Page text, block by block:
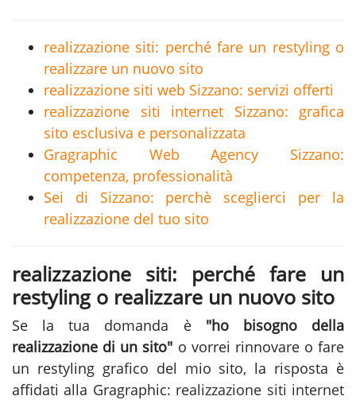
realizzazione siti: perché fare un restyling o
realizzare un nuovo sito
realizzazione siti web Sizzano: servizi offerti
realizzazione siti internet Sizzano: grafica
sito esclusiva e personalizzata
Gragraphic Web Agency Sizzano:
competenza, professionalità
Sei di Sizzano: perchè sceglierci per la
realizzazione del tuo sito
realizzazione siti: perché fare un
restyling o realizzare un nuovo sito
Se la tua domanda è "ho bisogno della
realizzazione di un sito" o vorrei rinnovare o fare
un restyling grafico del mio sito, la risposta è
affidati alla Gragraphic: realizzazione siti internet